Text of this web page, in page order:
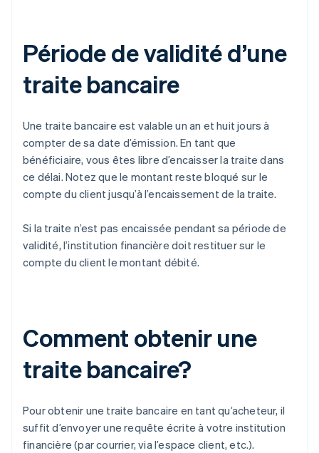
Période de validité d’une
traite bancaire
Une traite bancaire est valable un an et huit jours à
compter de sa date d’émission. En tant que
bénéficiaire, vous êtes libre d’encaisser la traite dans
ce délai. Notez que le montant reste bloqué sur le
compte du client jusqu’à l’encaissement de la traite.
Si la traite n’est pas encaissée pendant sa période de
validité, l’institution financière doit restituer sur le
compte du client le montant débité.
Comment obtenir une
traite bancaire?
Pour obtenir une traite bancaire en tant qu’acheteur, il
suffit d’envoyer une requête écrite à votre institution
financière (par courrier, via l’espace client, etc.).